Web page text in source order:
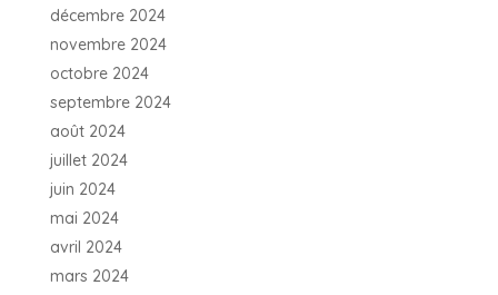
décembre 2024
novembre 2024
octobre 2024
septembre 2024
août 2024
juillet 2024
juin 2024
mai 2024
avril 2024
mars 2024